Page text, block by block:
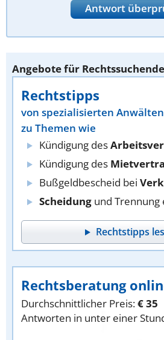
Antwort
Angebote für Rechtssuchende
Rechtstipps
von spezialisierten Anwälten
zu Themen wie
Kündigung des
Kündigung des
Bußgeldbescheid bei
Scheidung und Trennung
Rechtstipps
Rechtsberatung
Durchschnittlicher Preis:€ 35
Antworten in unter einer